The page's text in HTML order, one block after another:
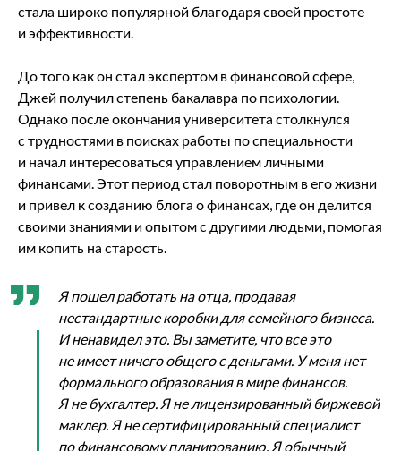
стала широко популярной благодаря своей простоте
и эффективности.
До того как он стал экспертом в финансовой сфере,
Джей получил степень бакалавра по психологии.
Однако после окончания университета столкнулся
с трудностями в поисках работы по специальности
и начал интересоваться управлением личными
финансами. Этот период стал поворотным в его жизни
и привел к созданию блога о финансах, где он делится
своими знаниями и опытом с другими людьми, помогая
им копить на старость.
Я пошел работать на отца, продавая
нестандартные коробки для семейного бизнеса.
И ненавидел это. Вы заметите, что все это
не имеет ничего общего с деньгами. У меня нет
формального образования в мире финансов.
Я не бухгалтер. Я не лицензированный биржевой
маклер. Я не сертифицированный специалист
по финансовому планированию. Я обычный